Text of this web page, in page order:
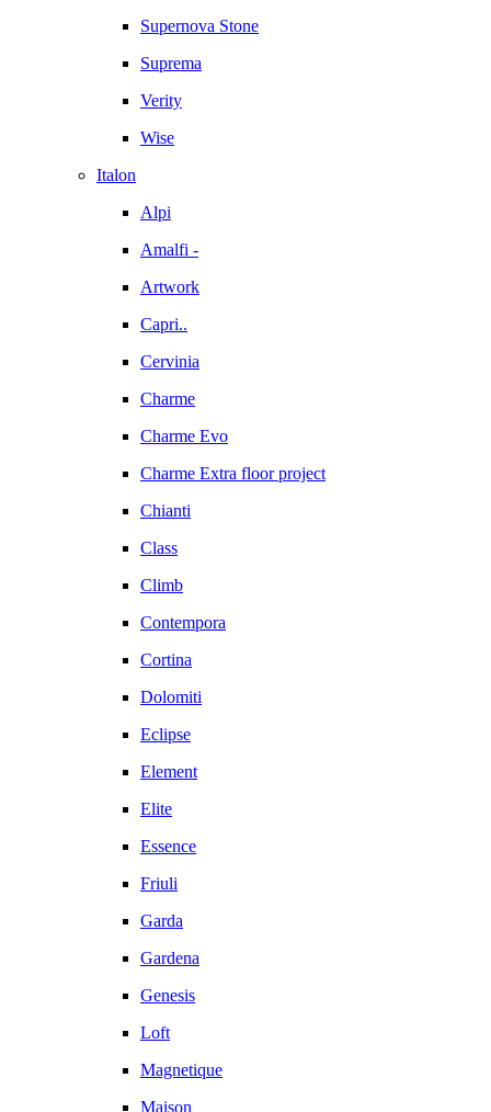
Supernova Stone
Suprema
Verity
Wise
Italon
Alpi
Amalfi -
Artwork
Capri..
Cervinia
Charme
Charme Evo
Charme Extra floor project
Chianti
Class
Climb
Contempora
Cortina
Dolomiti
Eclipse
Element
Elite
Essence
Friuli
Garda
Gardena
Genesis
Loft
Magnetique
Maison